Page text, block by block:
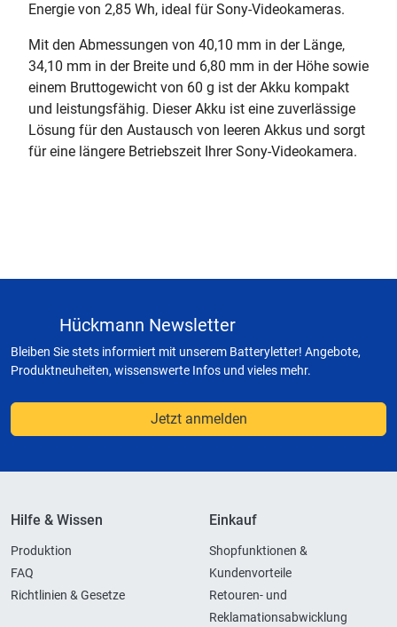
Energie von 2,85 Wh, ideal für Sony-Videokameras.
Mit den Abmessungen von 40,10 mm in der Länge,
34,10 mm in der Breite und 6,80 mm in der Höhe sowie
einem Bruttogewicht von 60 g ist der Akku kompakt
und leistungsfähig. Dieser Akku ist eine zuverlässige
Lösung für den Austausch von leeren Akkus und sorgt
für eine längere Betriebszeit Ihrer Sony-Videokamera.
Hückmann Newsletter
Bleiben Sie stets informiert mit unserem Batteryletter! Angebote,
Produktneuheiten, wissenswerte Infos und vieles mehr.
Jetzt anmelden
Hilfe & Wissen
Produktion
FAQ
Richtlinien & Gesetze
Einkauf
Shopfunktionen &
Kundenvorteile
Retouren- und
Reklamationsabwicklung